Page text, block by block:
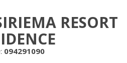
RESORT
094291090